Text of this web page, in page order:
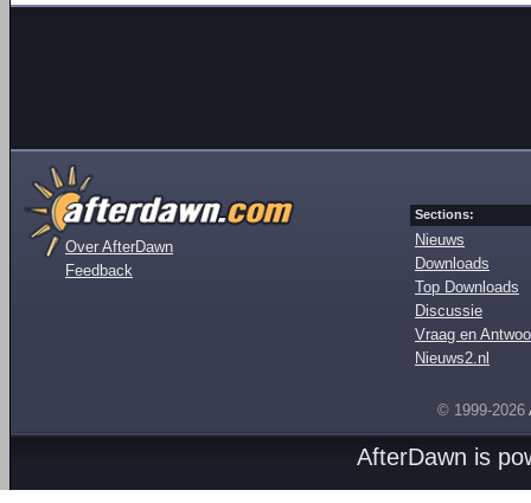
Over AfterDawn
Feedback
Sections:
Nieuws
Downloads
Top Downloads
Discussie
Vraag en
Nieuws2.nl
© 1999-2026
AfterDawn is